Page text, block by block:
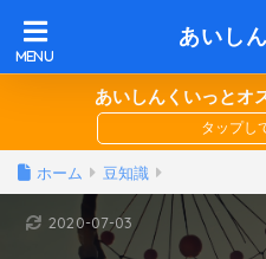
あいし
あいしんくいっとオ
ホーム 豆知識
2020-07-03